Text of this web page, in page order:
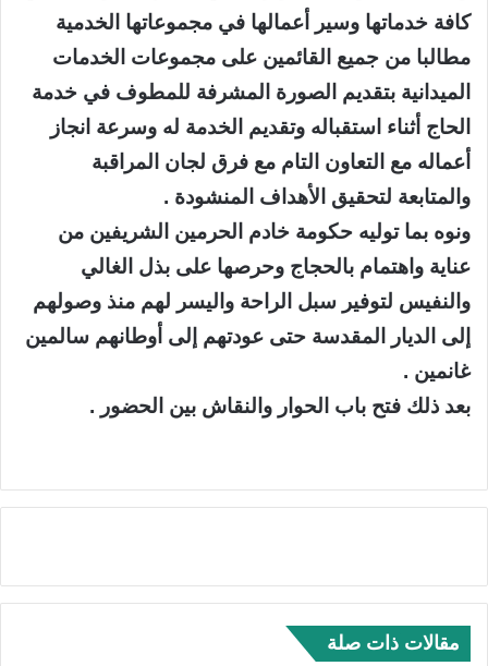
كافة خدماتها وسير أعمالها في مجموعاتها الخدمية
مطالبا من جميع القائمين على مجموعات الخدمات
الميدانية بتقديم الصورة المشرفة للمطوف في خدمة
الحاج أثناء استقباله وتقديم الخدمة له وسرعة انجاز
أعماله مع التعاون التام مع فرق لجان المراقبة
والمتابعة لتحقيق الأهداف المنشودة .
ونوه بما توليه حكومة خادم الحرمين الشريفين من
عناية واهتمام بالحجاج وحرصها على بذل الغالي
والنفيس لتوفير سبل الراحة واليسر لهم منذ وصولهم
إلى الديار المقدسة حتى عودتهم إلى أوطانهم سالمين
غانمين .
بعد ذلك فتح باب الحوار والنقاش بين الحضور .
مقالات ذات صلة